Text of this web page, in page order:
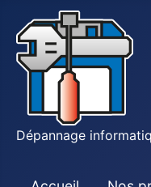
Dépannage